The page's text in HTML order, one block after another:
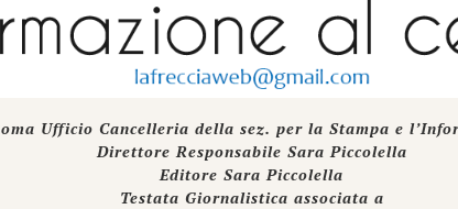
Ufficio Cancelleria della sez. per la Stampa e
Direttore Responsabile Sara Piccolella
Editore Sara Piccolella
Testata Giornalistica associata a